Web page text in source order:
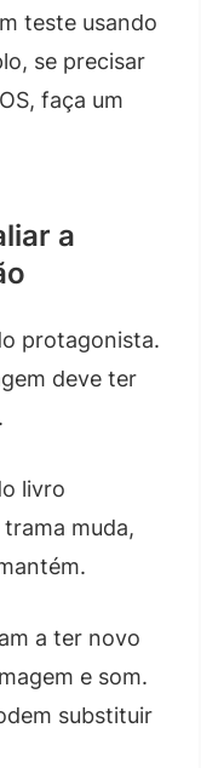
teste usando
se precisar
faça um
a
protagonista.
deve ter
livro
muda,
a ter novo
e som.
substituir